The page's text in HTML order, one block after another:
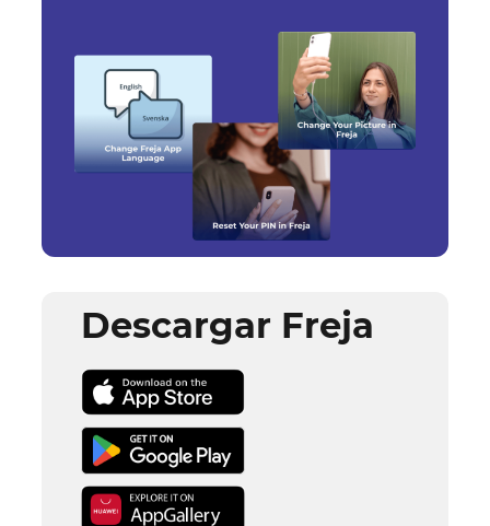
Descargar Freja